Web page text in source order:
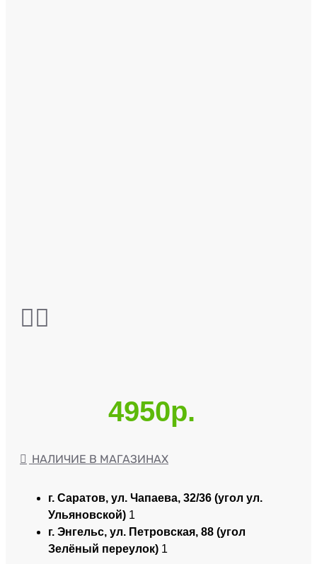
4950р.
НАЛИЧИЕ В МАГАЗИНАХ
г. Саратов, ул. Чапаева, 32/36 (угол ул.
Ульяновской) 1
г. Энгельс, ул. Петровская, 88 (угол
Зелёный переулок) 1